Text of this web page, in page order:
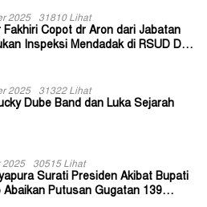
2025 31810 Lihat
Fakhiri Copot dr Aron dari Jabatan
Inspeksi Mendadak di RSUD Dok
2025 31322 Lihat
Dube Band dan Luka Sejarah
2025 30515 Lihat
Surati Presiden Akibat Bupati
Abaikan Putusan Gugatan 139